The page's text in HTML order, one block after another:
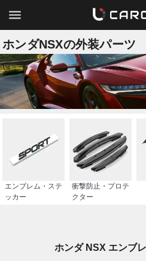
ホンダNSXの外装パーツ
エンブレム・ステ
ッカー
衝撃防止・プロテ
クター
ホンダ NSX エンブ